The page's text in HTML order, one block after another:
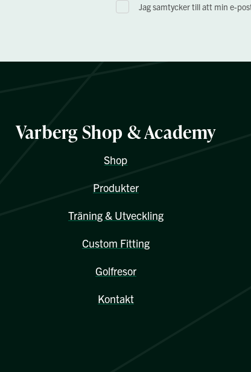
Jag samtycker till att min e-
Varberg Shop & Academy
Shop
Produkter
Träning & Utveckling
Custom Fitting
Golfresor
Kontakt